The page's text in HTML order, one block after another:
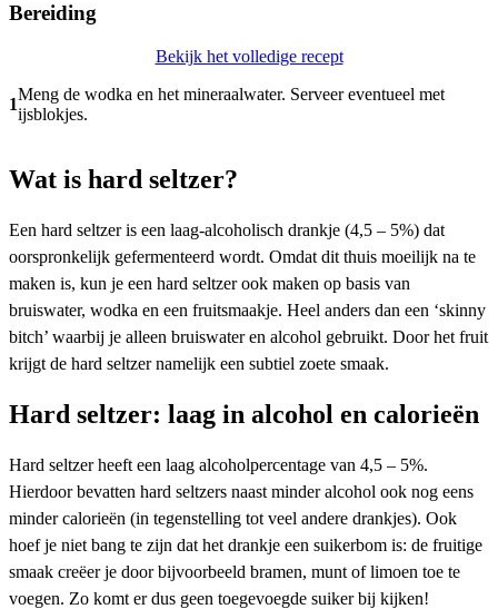
Bereiding
Bekijk het volledige recept
1
Meng de wodka en het mineraalwater. Serveer eventueel met
ijsblokjes.
Wat is hard seltzer?
Een hard seltzer is een laag-alcoholisch drankje (4,5 – 5%) dat
oorspronkelijk gefermenteerd wordt. Omdat dit thuis moeilijk na te
maken is, kun je een hard seltzer ook maken op basis van
bruiswater, wodka en een fruitsmaakje. Heel anders dan een ‘skinny
bitch’ waarbij je alleen bruiswater en alcohol gebruikt. Door het fruit
krijgt de hard seltzer namelijk een subtiel zoete smaak.
Hard seltzer: laag in alcohol en calorieën
Hard seltzer heeft een laag alcoholpercentage van 4,5 – 5%.
Hierdoor bevatten hard seltzers naast minder alcohol ook nog eens
minder calorieën (in tegenstelling tot veel andere drankjes). Ook
hoef je niet bang te zijn dat het drankje een suikerbom is: de fruitige
smaak creëer je door bijvoorbeeld bramen, munt of limoen toe te
voegen. Zo komt er dus geen toegevoegde suiker bij kijken!